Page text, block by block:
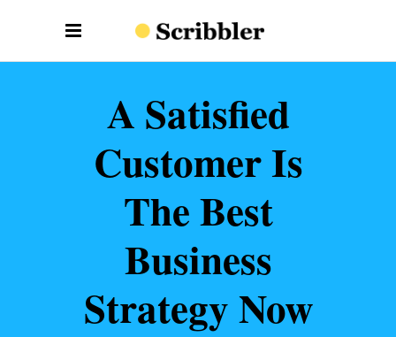
A Satisfied
Customer Is
The Best
Business
Strategy Now